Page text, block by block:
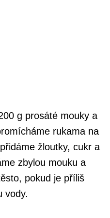
g prosáté mouky a
rukama na
žloutky, cukr a
zbylou mouku a
pokud je příliš
vody.